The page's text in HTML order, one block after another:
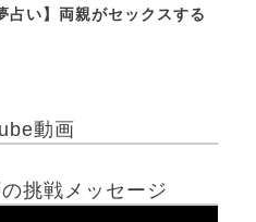
占い】両親がセックスする
動画
挑戦メッセージ